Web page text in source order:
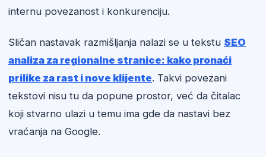
internu povezanost i konkurenciju.
Sličan nastavak razmišljanja nalazi se u tekstu SEO
analiza za regionalne stranice: kako pronaći
prilike za rast i nove klijente. Takvi povezani
tekstovi nisu tu da popune prostor, već da čitalac
koji stvarno ulazi u temu ima gde da nastavi bez
vraćanja na Google.